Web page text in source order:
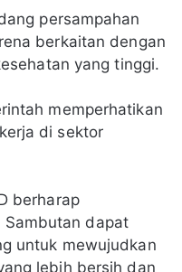
persampahan
berkaitan dengan
yang tinggi.
memperhatikan
di sektor
berharap
Sambutan dapat
untuk mewujudkan
lebih bersih dan